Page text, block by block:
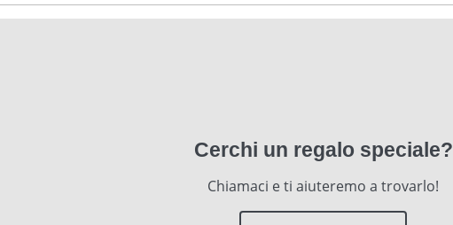
Cerchi un regalo speciale?
Chiamaci e ti aiuteremo a trovarlo!